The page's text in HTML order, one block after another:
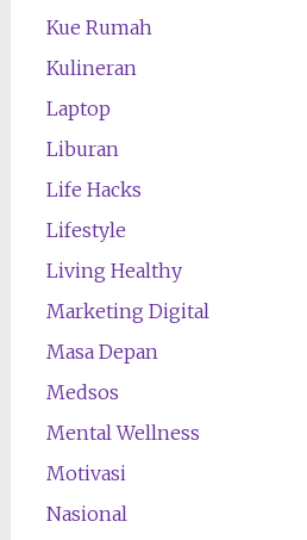
Kue Rumah
Kulineran
Laptop
Liburan
Life Hacks
Lifestyle
Living Healthy
Marketing Digital
Masa Depan
Medsos
Mental Wellness
Motivasi
Nasional